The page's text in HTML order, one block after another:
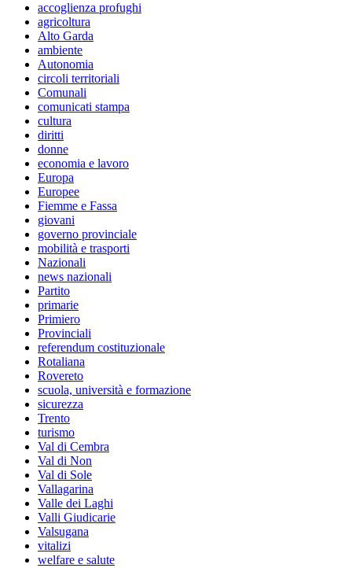
accoglienza profughi
agricoltura
Alto Garda
ambiente
Autonomia
circoli territoriali
Comunali
comunicati stampa
cultura
diritti
donne
economia e lavoro
Europa
Europee
Fiemme e Fassa
giovani
governo provinciale
mobilità e trasporti
Nazionali
news nazionali
Partito
primarie
Primiero
Provinciali
referendum costituzionale
Rotaliana
Rovereto
scuola, università e formazione
sicurezza
Trento
turismo
Val di Cembra
Val di Non
Val di Sole
Vallagarina
Valle dei Laghi
Valli Giudicarie
Valsugana
vitalizi
welfare e salute